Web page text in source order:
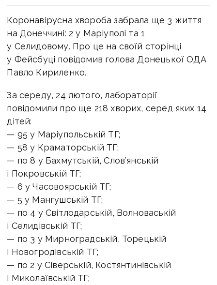
Коронавірусна хвороба забрала ще 3 життя
на Донеччині: 2 у Маріуполі та 1
у Селидовому. Про це на своїй сторінці
у Фейсбуці повідомив голова Донецької ОДА
Павло Кириленко.
За середу, 24 лютого, лабораторії
повідомили про ще 218 хворих, серед яких 14
дітей:
— 95 у Маріупольській ТГ;
— 58 у Краматорській ТГ;
— по 8 у Бахмутській, Слов’янській
і Покровській ТГ;
— 6 у Часовоярській ТГ;
— 5 у Мангушській ТГ;
— по 4 у Світлодарській, Волноваській
і Селидівській ТГ;
— по 3 у Мирноградській, Торецькій
і Новогродівській ТГ;
— по 2 у Сіверській, Костянтинівській
і Миколаївській ТГ;